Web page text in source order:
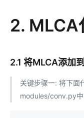
2. MLCA
2.1 将MLCA添加
关键步骤一: 将下
modules/conv.py